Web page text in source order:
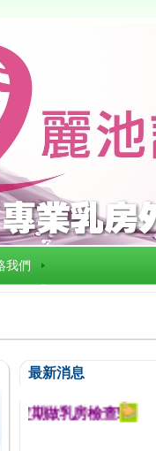
我們
最新消息
期做乳房檢查!